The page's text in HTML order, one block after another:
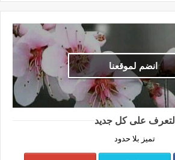
انضم لموقعنا
لتعرف على كل جديد
تميز بلا حدود